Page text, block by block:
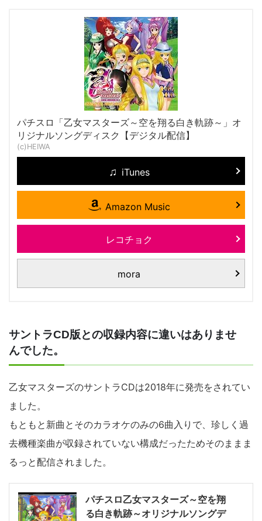
パチスロ「乙女マスターズ～空を翔る白き軌跡～」オ
リジナルソングディスク【デジタル配信】
(c)HEIWA
iTunes
Amazon Music
レコチョク
mora
サントラCD版との収録内容に違いはありませ
んでした。
乙女マスターズのサントラCDは2018年に発売をされてい
ました。
もともと新曲とそのカラオケのみの6曲入りで、珍しく過
去機種楽曲が収録されていない構成だったためそのままま
るっと配信されました。
パチスロ乙女マスターズ～空を翔
る白き軌跡～オリジナルソングデ